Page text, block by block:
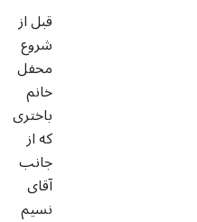
قبل از
شروع
محفل
خانم
باختری
که از
جانب
آقای
نسیم